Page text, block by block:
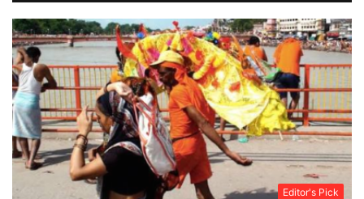
Editor's Pick